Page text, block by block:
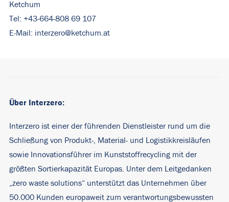
Ketchum
Tel: +43-664-808 69 107
E-Mail: interzero@ketchum.at
Über Interzero:
Interzero ist einer der führenden Dienstleister rund um die
Schließung von Produkt-, Material- und Logistikkreisläufen
sowie Innovationsführer im Kunststoffrecycling mit der
größten Sortierkapazität Europas. Unter dem Leitgedanken
„zero waste solutions“ unterstützt das Unternehmen über
50.000 Kunden europaweit zum verantwortungsbewussten